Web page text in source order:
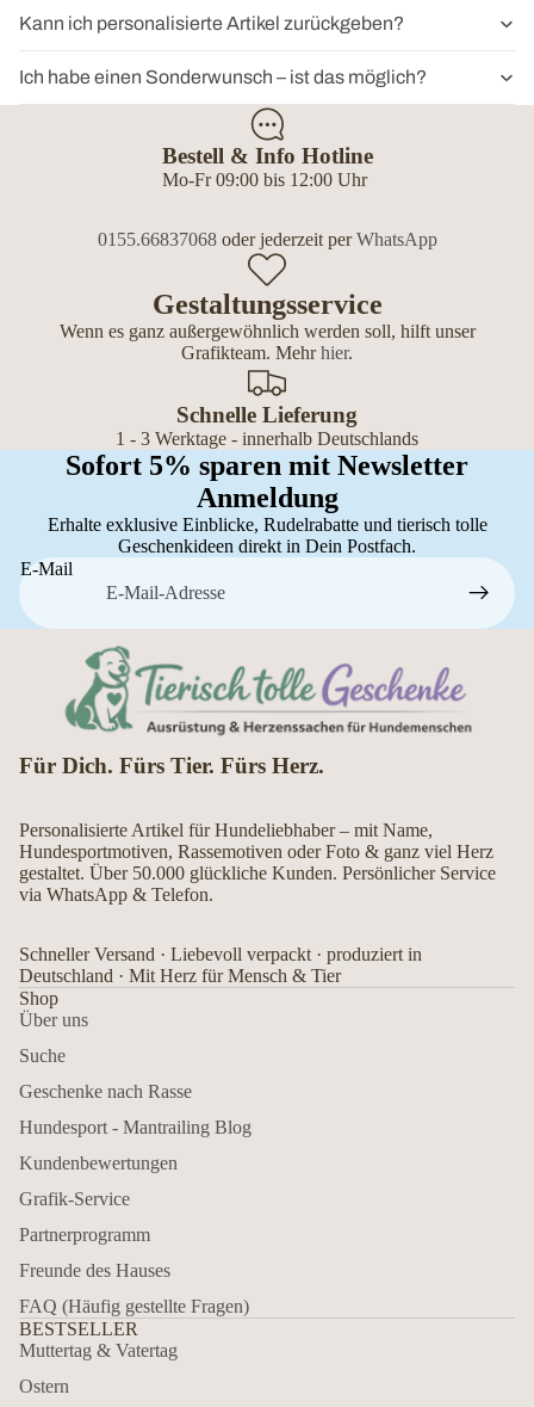
Kann ich personalisierte Artikel zurückgeben?
Ich habe einen Sonderwunsch – ist das möglich?
Bestell & Info Hotline
Mo-Fr 09:00 bis 12:00 Uhr
0155.66837068oder jederzeit perWhatsApp
Gestaltungsservice
Wenn es ganz außergewöhnlich werden soll, hilft unser
Grafikteam. Mehrhier.
Schnelle Lieferung
1 - 3 Werktage - innerhalb Deutschlands
Sofort 5% sparen mit Newsletter
Anmeldung
Erhalte exklusive Einblicke, Rudelrabatte und tierisch tolle
Geschenkideen direkt in Dein Postfach.
E-Mail
Für Dich. Fürs Tier. Fürs Herz.
Personalisierte Artikel für Hundeliebhaber – mit Name,
Hundesportmotiven, Rassemotiven oder Foto & ganz viel Herz
gestaltet. Über 50.000 glückliche Kunden. Persönlicher Service
via WhatsApp & Telefon.
Schneller Versand · Liebevoll verpackt · produziert in
Deutschland · Mit Herz für Mensch & Tier
Shop
Über uns
Suche
Geschenke nach Rasse
Hundesport - Mantrailing Blog
Kundenbewertungen
Grafik-Service
Partnerprogramm
Freunde des Hauses
FAQ (Häufig gestellte Fragen)
BESTSELLER
Muttertag & Vatertag
Ostern